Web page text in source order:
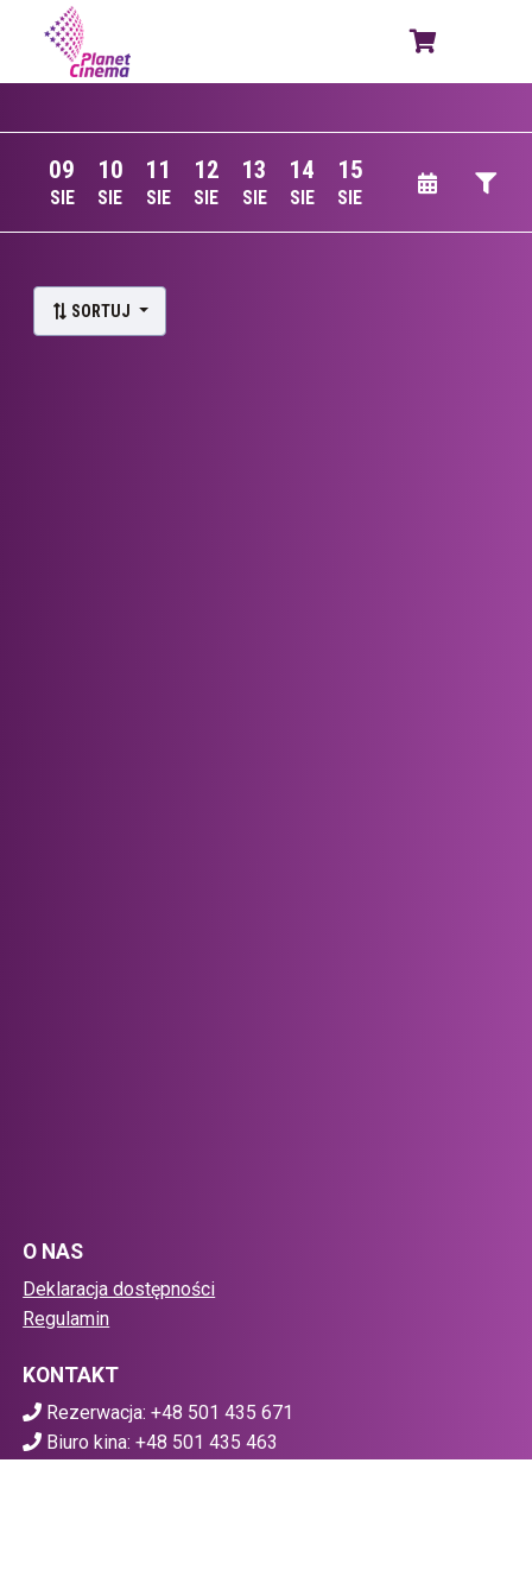
09
SIE
10
SIE
11
SIE
12
SIE
13
SIE
14
SIE
15
SIE
Lista wydarzeń:
SORTUJ
O NAS
Deklaracja dostępności
Regulamin
KONTAKT
Rezerwacja: +48 501 435 671
Biuro kina: +48 501 435 463